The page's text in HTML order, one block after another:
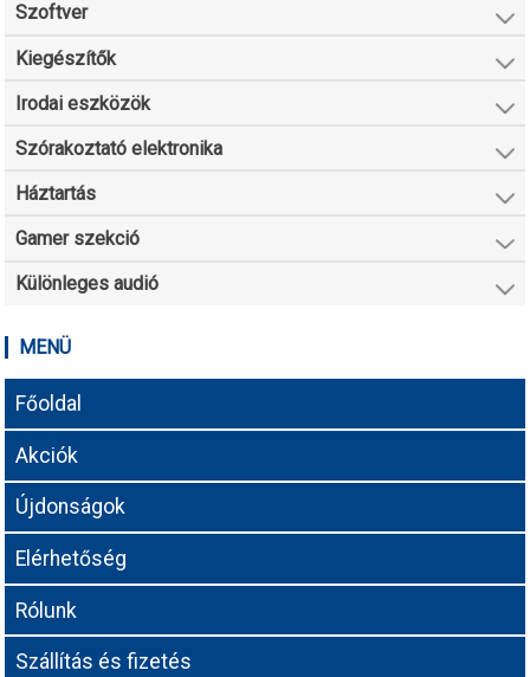
Szoftver
Kiegészítők
Irodai eszközök
Szórakoztató elektronika
Háztartás
Gamer szekció
Különleges audió
MENÜ
Főoldal
Akciók
Újdonságok
Elérhetőség
Rólunk
Szállítás és fizetés